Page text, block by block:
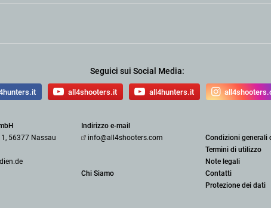
Seguici sui Social Media:
all4shooters.it all4hunters.it
56377 Nassau
Indirizzo e-mail
info@all4shooters.com
Chi Siamo
Condizioni generali
Termini di utilizzo
Note legali
Contatti
Protezione dei dati